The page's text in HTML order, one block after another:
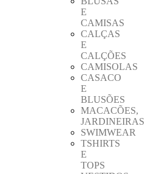
E
CAMISAS
CALÇAS
E
CALÇÕES
CAMISOLAS
CASACO
E
BLUSÕES
MACACÕES,
JARDINEIRAS
SWIMWEAR
TSHIRTS
E
TOPS